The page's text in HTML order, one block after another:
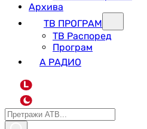
Архива
ТВ ПРОГРАМ
ТВ Распоред
Програм
А РАДИО
L